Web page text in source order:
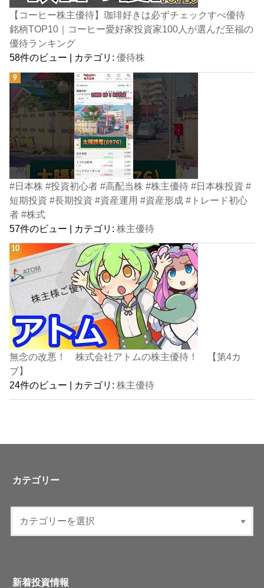
【コーヒー株主優待】珈琲好きは必ずチェックすべ優待
銘柄TOP10｜コーヒー愛好家投資家100人が選んだ至福の
優待ランキング
58件のビュー
カテゴリ:優待株
#日本株 #投資初心者 #高配当株 #株主優待 #日本株投資 #
短期投資 #長期投資 #資産運用 #資産形成 #トレード初心
者 #株式
57件のビュー | カテゴリ:株主優待
無念の改悪！ 株式会社アトムの株主優待！ 【第4カ
ブ】
24件のビュー | カテゴリ:株主優待
カテゴリー
新着投資情報